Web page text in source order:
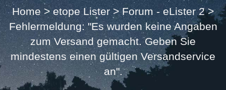
Home > etope Lister > Forum - eLister 2 >
Fehlermeldung: "Es wurden keine Angaben
zum Versand gemacht. Geben Sie
mindestens einen gültigen Versandservice
an".